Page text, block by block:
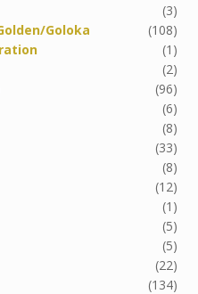
(3)
Goloka
(108)
(1)
(2)
(96)
(6)
(8)
(33)
(8)
(12)
(1)
(5)
(5)
(22)
(134)